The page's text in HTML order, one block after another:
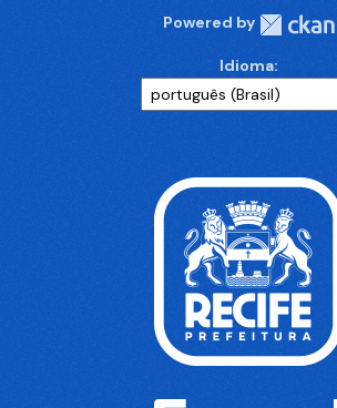
Powered by
Idioma